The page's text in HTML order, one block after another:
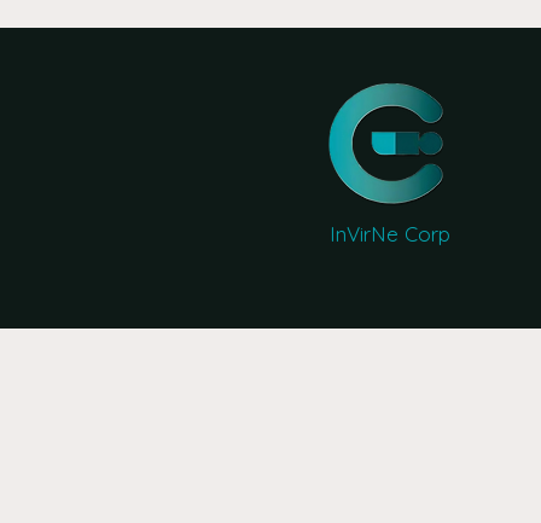
InVirNe Corp